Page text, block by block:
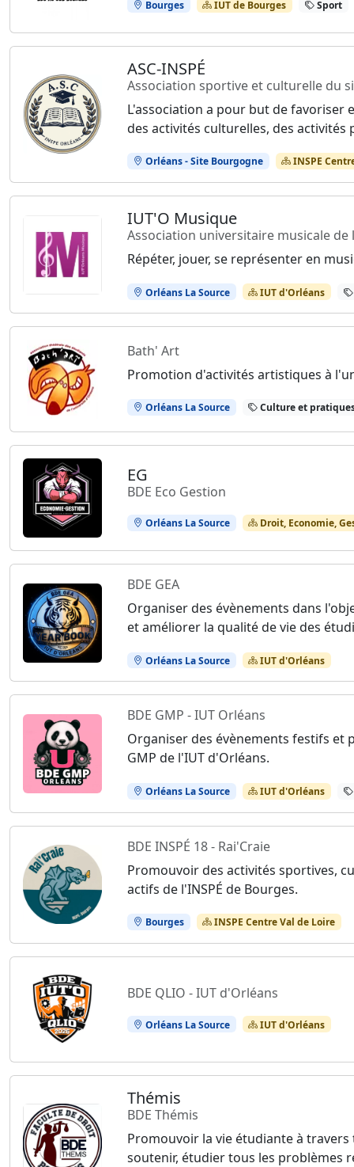
Bourges IUT de Bourges Sport
ASC-INSPÉ
Association sportive et culturelle du
L'association a pour but de favoriser
des activités culturelles, des
Orléans - Site Bourgogne INSPE
IUT'O Musique
Association universitaire musicale de
Répéter, jouer, se représenter en
Orléans La Source IUT d'Orléans
Bath' Art
Promotion d'activités artistiques à
Orléans La Source Culture et
EG
BDE Eco Gestion
Orléans La Source Droit, Economie,
BDE GEA
Organiser des évènements dans
et améliorer la qualité de vie des
Orléans La Source IUT d'Orléans
BDE GMP - IUT Orléans
Organiser des évènements festifs et
GMP de l'IUT d'Orléans.
Orléans La Source IUT d'Orléans
BDE INSPÉ 18 - Rai'Craie
Promouvoir des activités sportives,
actifs de l'INSPÉ de Bourges.
Bourges INSPE Centre Val de Loire
BDE QLIO - IUT d'Orléans
Orléans La Source IUT d'Orléans
Thémis
BDE Thémis
Promouvoir la vie étudiante à
soutenir, étudier tous les problèmes